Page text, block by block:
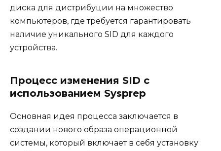
диска для дистрибуции на множество
компьютеров, где требуется гарантировать
наличие уникального SID для каждого
устройства.
Процесс изменения SID с
использованием Sysprep
Основная идея процесса заключается в
создании нового образа операционной
системы, который включает в себя установку